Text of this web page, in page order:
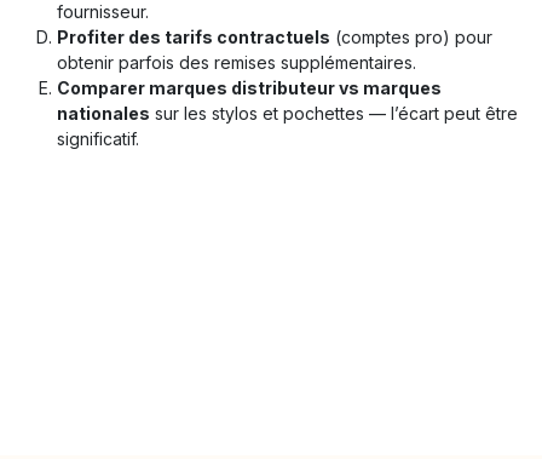
fournisseur.
Profiter des tarifs contractuels (comptes pro) pour
obtenir parfois des remises supplémentaires.
Comparer marques distributeur vs marques
nationales sur les stylos et pochettes — l’écart peut être
significatif.